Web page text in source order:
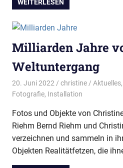
WEITERLESEN
Milliarden Jahre
Weltuntergang
20. Juni 2022 christine Aktuelles,
Fotografie, Installation
Fotos und Objekte von
Riehm Bernd Riehm und
verzeichnen und sammeln in
Objekten Realitätfetzen, die